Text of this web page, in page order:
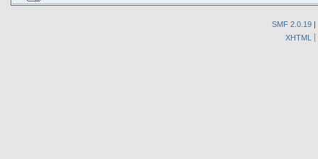
SMF 2.0.19 |
XHTML